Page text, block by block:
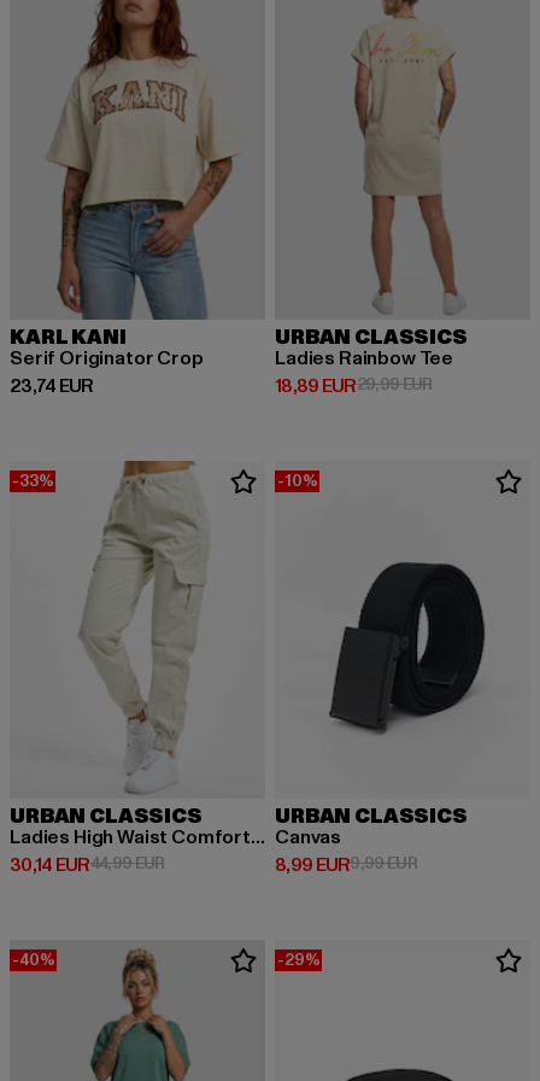
KARL KANI
Serif Originator Crop
23,74 EUR
Derzeitiger Preis: 23,74 EUR
URBAN CLASSICS
Ladies Rainbow Tee
18,89 EUR
Derzeitiger Preis: 18,89 EUR
29,99 EURAktionspreis:
-33%
URBAN CLASSICS
Ladies High Waist Comfort Jogging
30,14 EUR
Derzeitiger Preis: 30,14 EUR
44,99 EURAktionspreis: 44,99 EUR
-10%
URBAN CLASSICS
Canvas
8,99 EUR
Derzeitiger Preis: 8,99 EUR
9,99 EURAktionspreis:
-40% -29%